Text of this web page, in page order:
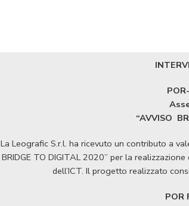
“AVVISO
La Leografic S.r.l. ha ricevuto un contributo a
BRIDGE TO DIGITAL 2020” per la
dell’ICT. Il progetto realizzato
POR